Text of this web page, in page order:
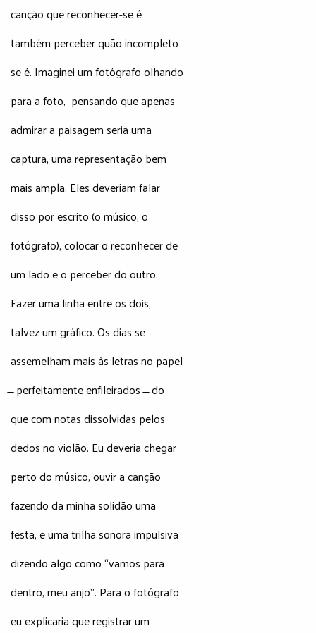
canção que reconhecer-se é
também perceber quão incompleto
se é. Imaginei um fotógrafo olhando
para a foto, pensando que apenas
admirar a paisagem seria uma
captura, uma representação bem
mais ampla. Eles deveriam falar
disso por escrito (o músico, o
fotógrafo), colocar o reconhecer de
um lado e o perceber do outro.
Fazer uma linha entre os dois,
talvez um gráfico. Os dias se
assemelham mais às letras no papel
̶ perfeitamente enfileirados ̶ do
que com notas dissolvidas pelos
dedos no violão. Eu deveria chegar
perto do músico, ouvir a canção
fazendo da minha solidão uma
festa, e uma trilha sonora impulsiva
dizendo algo como “vamos para
dentro, meu anjo”. Para o fotógrafo
eu explicaria que registrar um